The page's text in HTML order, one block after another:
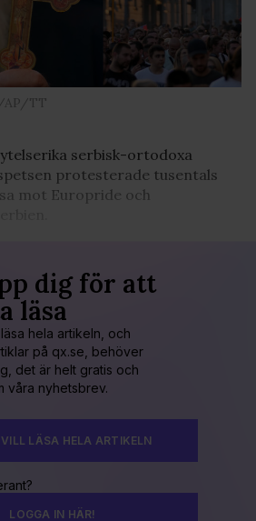
AP/TT
serbisk-ortodoxa
protesterade tusentals
mot Europride och
dig för att
läsa
hela artikeln, och
på qx.se, behöver
det är helt gratis och
våra nyhetsbrev.
LÄSA HELA ARTIKELN
LOGGA IN HÄR!